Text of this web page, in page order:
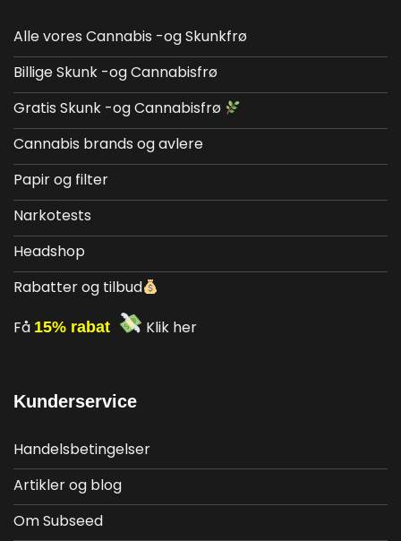
Alle vores Cannabis -og Skunkfrø
Billige Skunk -og Cannabisfrø
Gratis Skunk -og Cannabisfrø
Cannabis brands og avlere
Papir og filter
Narkotests
Headshop
Rabatter og tilbud
Få 15% rabat Klik her
Kunderservice
Handelsbetingelser
Artikler og blog
Om Subseed